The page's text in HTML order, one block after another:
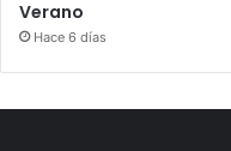
Verano
Hace 6 días